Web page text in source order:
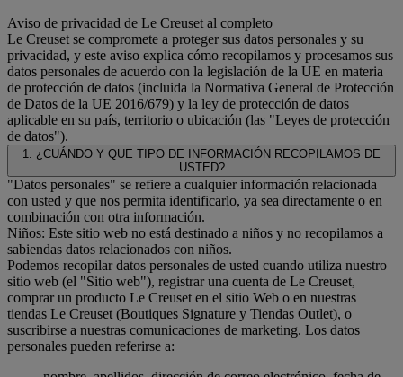
Aviso de privacidad de Le Creuset al completo
Le Creuset se compromete a proteger sus datos personales y su
privacidad, y este aviso explica cómo recopilamos y procesamos sus
datos personales de acuerdo con la legislación de la UE en materia
de protección de datos (incluida la Normativa General de Protección
de Datos de la UE 2016/679) y la ley de protección de datos
aplicable en su país, territorio o ubicación (las "Leyes de protección
de datos").
1. ¿CUÁNDO Y QUE TIPO DE INFORMACIÓN RECOPILAMOS DE
USTED?
"Datos personales" se refiere a cualquier información relacionada
con usted y que nos permita identificarlo, ya sea directamente o en
combinación con otra información.
Niños: Este sitio web no está destinado a niños y no recopilamos a
sabiendas datos relacionados con niños.
Podemos recopilar datos personales de usted cuando utiliza nuestro
sitio web (el "Sitio web"), registrar una cuenta de Le Creuset,
comprar un producto Le Creuset en el sitio Web o en nuestras
tiendas Le Creuset (Boutiques Signature y Tiendas Outlet), o
suscribirse a nuestras comunicaciones de marketing. Los datos
personales pueden referirse a: